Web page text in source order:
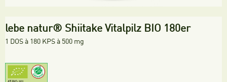
lebe natur® Shiitake Vitalpilz BIO 180er
1 DOS à 180 KPS à 500 mg